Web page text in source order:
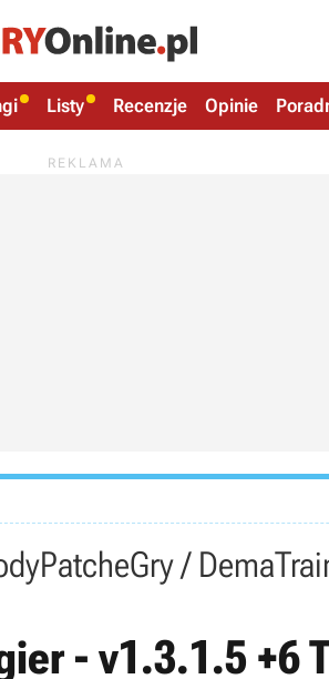
Listy Recenzje Opinie
PatcheGry / Dema
- v1.3.1.5 +6